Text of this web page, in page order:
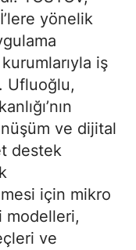
yönelik
iş
Ufluoğlu,
ve dijital
destek
için mikro
modelleri,
ve